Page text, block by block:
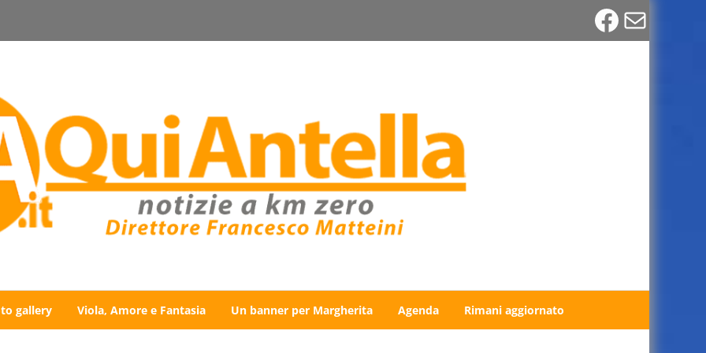
Email
gallery Viola, Amore e Fantasia Un banner per Margherita Agenda Rimani aggiornato